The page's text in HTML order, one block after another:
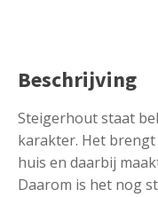
Beschrijving
Steigerhout staat
karakter. Het
huis en daarbij
Daarom is het nog